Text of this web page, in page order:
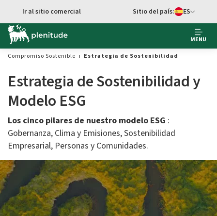
Ir al contenido principal
Ir al sitio comercial
cambiar idioma
Sitio del país: ES
MENU
Compromiso Sostenible
Estrategia de Sostenibilidad
Estrategia de Sostenibilidad y
Modelo ESG
Los cinco pilares de nuestro modelo ESG :
Gobernanza, Clima y Emisiones, Sostenibilidad
Empresarial, Personas y Comunidades.